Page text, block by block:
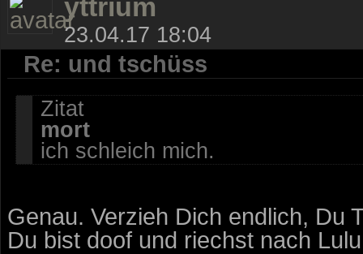
yttrium
23.04.17 18:04
Re: und tschüss
Zitat
mort
ich schleich mich.
Genau. Verzieh Dich endlich, Du
Du bist doof und riechst nach